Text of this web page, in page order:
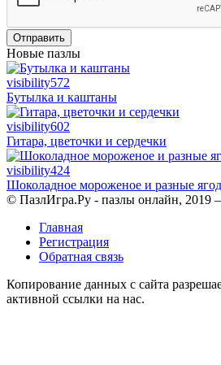
Отправить
Новые пазлы
visibility572
Бутылка и каштаны
visibility602
Гитара, цветочки и сердечки
visibility424
Шоколадное мороженое и разные
© ПазлИгра.Ру - пазлы онлайн, 2019
Главная
Регистрация
Обратная связь
Копирование данных с сайта
активной ссылки на нас.